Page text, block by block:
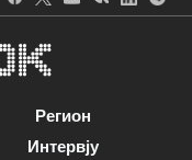
Регион
Интервју